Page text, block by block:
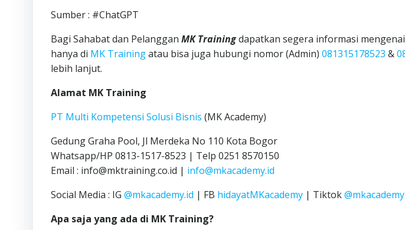
Sumber : #ChatGPT
Bagi Sahabat dan Pelanggan MK Trainingdapatkan segera informasi
hanya di MK Trainingatau bisa juga hubungi nomor (Admin) 081315178523 &
lebih lanjut.
Alamat MK Training
PT Multi Kompetensi Solusi Bisnis (MK Academy)
Gedung Graha Pool, Jl Merdeka No 110 Kota Bogor
Whatsapp/HP 0813-1517-8523 | Telp 0251 8570150
Email : info@mktraining.co.id | info@mkacademy.id
Social Media : IG @mkacademy.id | FB hidayatMKacademy | Tiktok
Apa saja yang ada di MK Training?